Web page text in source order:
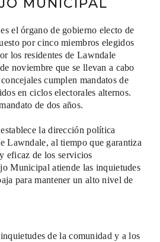
MUNICIPAL
el órgano de gobierno electo de
por cinco miembros elegidos
los residentes de Lawndale
noviembre que se llevan a cabo
cumplen mandatos de
en ciclos electorales alternos.
de dos años.
la dirección política
Lawndale, al tiempo que garantiza
eficaz de los servicios
Municipal atiende las inquietudes
para mantener un alto nivel de
de la comunidad y a los